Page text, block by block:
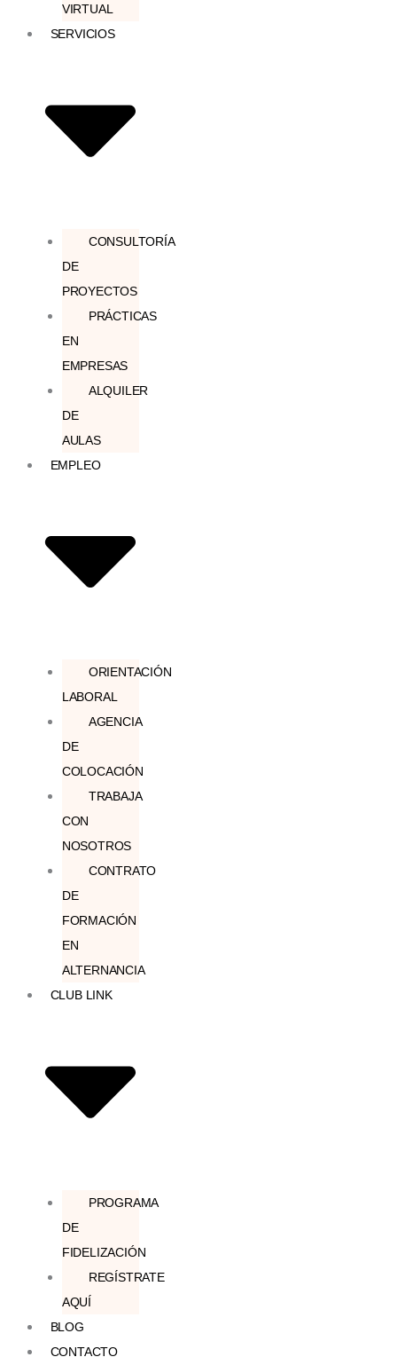
VIRTUAL
SERVICIOS
CONSULTORÍA
DE
PROYECTOS
PRÁCTICAS
EN
EMPRESAS
ALQUILER
DE
AULAS
EMPLEO
ORIENTACIÓN
LABORAL
AGENCIA
DE
COLOCACIÓN
TRABAJA
CON
NOSOTROS
CONTRATO
DE
FORMACIÓN
EN
ALTERNANCIA
CLUB LINK
PROGRAMA
DE
FIDELIZACIÓN
REGÍSTRATE
AQUÍ
BLOG
CONTACTO